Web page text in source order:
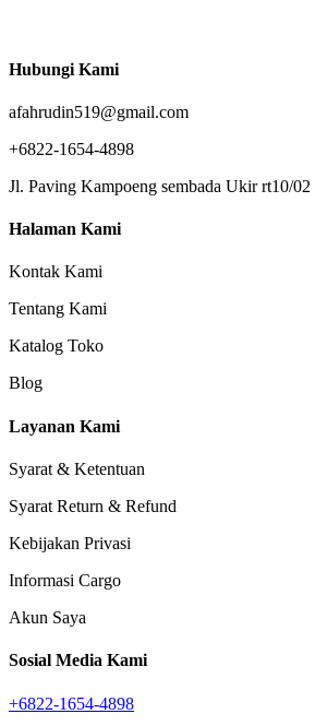
Hubungi Kami
afahrudin519@gmail.com
+6822-1654-4898
Jl. Paving Kampoeng sembada Ukir rt10/
Halaman Kami
Kontak Kami
Tentang Kami
Katalog Toko
Blog
Layanan Kami
Syarat & Ketentuan
Syarat Return & Refund
Kebijakan Privasi
Informasi Cargo
Akun Saya
Sosial Media Kami
+6822-1654-4898